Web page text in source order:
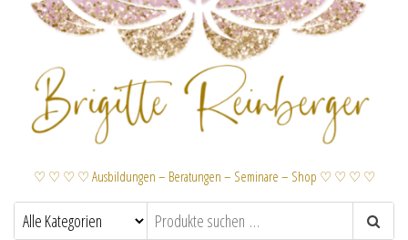
♡ ♡ ♡ ♡ Ausbildungen – Beratungen – Seminare – Shop ♡ ♡ ♡ ♡